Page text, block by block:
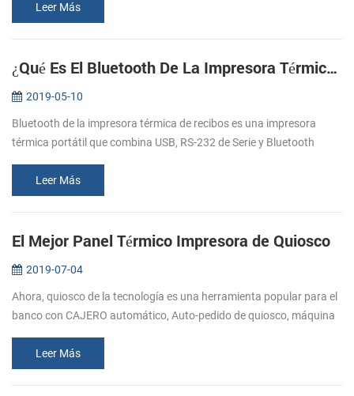
como la...Leer Más
¿Qué Es El Bluetooth De La Impresora Térmica De Recibos ？
2019-05-10
Bluetooth de la impresora térmica de recibos es una impresora
térmica portátil que combina USB, RS-232 de Serie y Bluetooth
impresoras térmicas...
Leer Más
El Mejor Panel Térmico Impresora de Quiosco
2019-07-04
Ahora, quiosco de la tecnología es una herramienta popular para el
banco con CAJERO automático, Auto-pedido de quiosco, máquina
esperanza...
Leer Más